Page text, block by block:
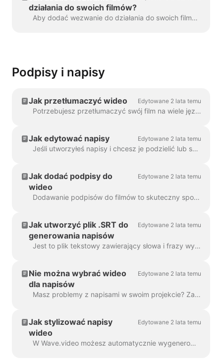
działania do swoich filmów?
Aby dodać wezwanie do działania do swoich filmów w Wave.video, kliknij znak "Dodaj wezwanie do działania" na osi czasu. Będzie on dostępny w ...
Podpisy i napisy
Jak przetłumaczyć wideo Edytowane 2 lata temu
Potrzebujesz przetłumaczyć swój film na wiele języków? Mamy to pod kontrolą! Uwaga: używamy tutaj automatycznych napisów. Miesięczny limit...
Jak edytować napisy Edytowane 2 lata temu
Jeśli utworzyłeś napisy i chcesz je podzielić lub scalić, użyj funkcji Podziel napisy lub klawiszy Enter i Backspace. Korzystanie z tych opcji...
Jak dodać podpisy do
wideo
Edytowane 2 lata temu
Dodawanie podpisów do filmów to skuteczny sposób na dotarcie do większej liczby widzów i zwiększenie zaangażowania w treści. Dzięki Wave.video można z łatwością dodawać automatyczne podpisy...
Jak utworzyć plik .SRT do
generowania napisów
Edytowane 2 lata temu
Jest to plik tekstowy zawierający słowa i frazy wypowiedziane w filmie. Takie pliki mogą być używane wraz z plikami wideo lub odtwarzaczami wideo online, aby...
Nie można wybrać wideo
dla napisów
Edytowane 2 lata temu
Masz problemy z napisami w swoim projekcie? Zajmijmy się tym! Po pierwsze, upewnijmy się, że przesłane wideo jest w pełni ...
Jak stylizować napisy
wideo
Edytowane 2 lata temu
W Wave.video możesz automatycznie wygenerować napisy do swoich filmów lub przesłać plik .srt lub .vtt. Po dodaniu napisów do wideo, można nadać im styl...